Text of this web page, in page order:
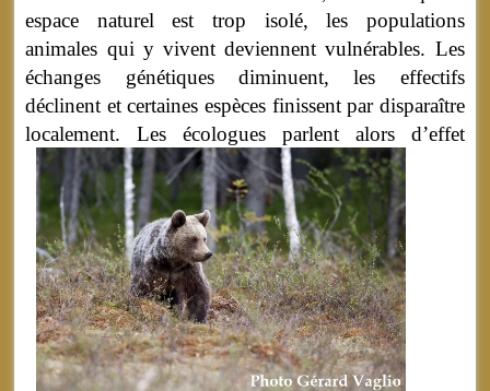
espace naturel est trop isolé, les populations
animales qui y vivent deviennent vulnérables. Les
échanges génétiques diminuent, les effectifs
déclinent et certaines espèces finissent par disparaître
localement.Les écologues parlent alors d’effet